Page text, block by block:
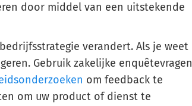
door middel van een uitstekende
verandert. Als je weet
Gebruik zakelijke enquêtevragen
om feedback te
om uw product of dienst te